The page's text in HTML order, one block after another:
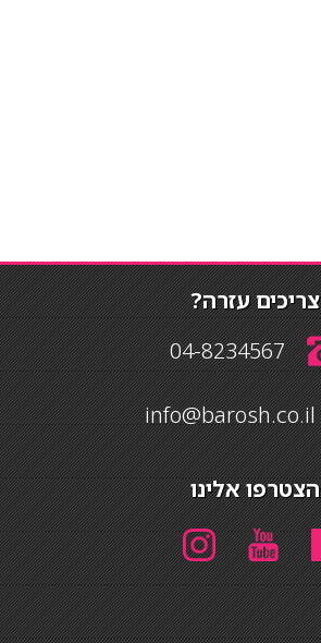
צריכים עזרה?
04-8234567
info@barosh.co.il
הצטרפו אלינו